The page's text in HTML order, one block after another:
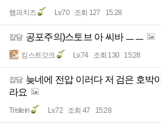
햄과치즈 Lv.70 조회 127 15:28
잡담 공포주의)스토브 아 씨바 ㅡㅡ
킹스트갓크 Lv.74 조회 130 15:28
잡담 늦네에 전압 이러다 저 검은 호박
라요
Tristein Lv.72 조회 47 15:28